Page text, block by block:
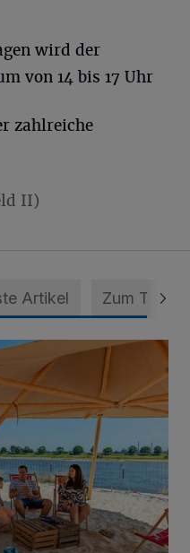
wird der
von 14 bis 17 Uhr
zahlreiche
II)
Artikel Zum Thema